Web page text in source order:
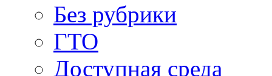
Без рубрики
ГТО
Доступная среда